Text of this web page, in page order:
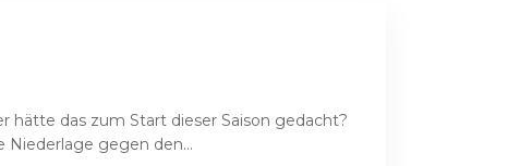
hätte das zum Start dieser Saison gedacht?
Niederlage gegen den...